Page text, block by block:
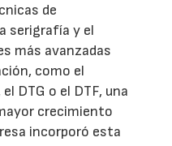
de
serigrafía y el
más avanzadas
como el
DTG o el DTF, una
crecimiento
incorporó esta